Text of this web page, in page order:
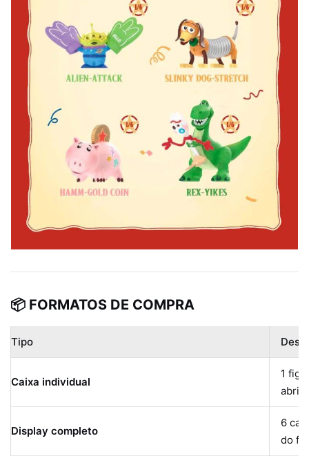
📦 FORMATOS DE COMPRA
Tipo
Caixa individual
1
abrir
Display completo
6
do